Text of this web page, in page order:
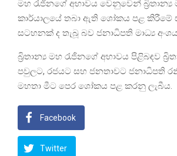
මහ රැජිනගේ අභාවය වෙනුවෙන්
කාර්යාලයේ තබා ඇති ශෝකය පළ
සටහනක් ද තැබූ බව ජනාධිපති මාධ්‍ය
බ්‍රිතාන්‍ය මහ රැජිනගේ අභාවය පිළිබඳව
පවුලට, රජයට සහ ජනතාවට ජනාධිපති
මහතා මීට පෙර ශෝකය පළ කරනු ලැබීය.
Facebook
Twitter